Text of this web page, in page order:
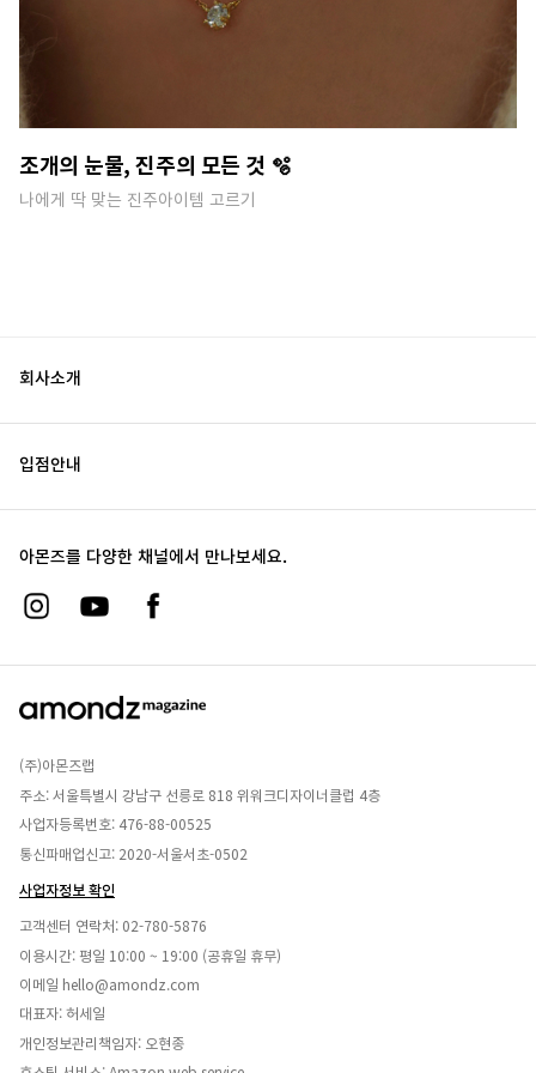
조개의 눈물, 진주의 모든 것 🫧
나에게 딱 맞는 진주아이템 고르기
회사소개
입점안내
아몬즈를 다양한 채널에서 만나보세요.
(주)아몬즈랩
주소: 서울특별시 강남구 선릉로 818 위워크디자이너클럽 4층
사업자등록번호: 476-88-00525
통신파매업신고: 2020-서울서초-0502
사업자정보 확인
고객센터 연락처: 02-780-5876
이용시간: 평일 10:00 ~ 19:00 (공휴일 휴무)
이메일 hello@amondz.com
대표자: 허세일
개인정보관리책임자: 오현종